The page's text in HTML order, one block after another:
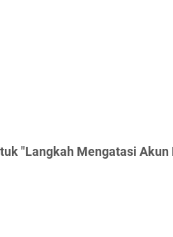
"Langkah Mengatasi Akun